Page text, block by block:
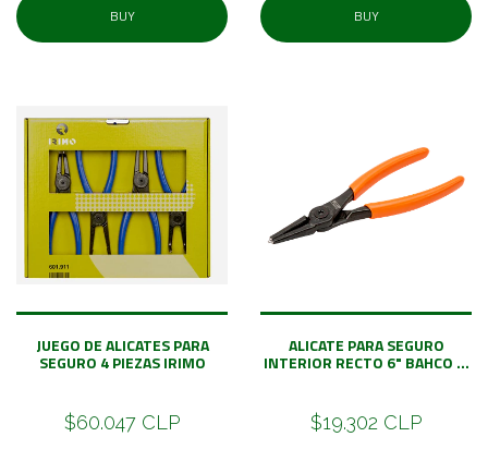
BUY BUY
JUEGO DE ALICATES PARA
SEGURO 4 PIEZAS IRIMO
$60.047 CLP
ALICATE PARA SEGURO
INTERIOR RECTO 6" BAHCO ...
$19.302 CLP